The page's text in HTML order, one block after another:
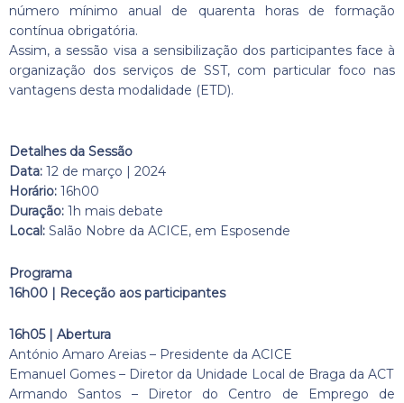
número mínimo anual de quarenta horas de formação
contínua obrigatória.
Assim, a sessão visa a sensibilização dos participantes face à
organização dos serviços de SST, com particular foco nas
vantagens desta modalidade (ETD).
Detalhes da Sessão
Data: 12 de março | 2024
Horário: 16h00
Duração: 1h mais debate
Local: Salão Nobre da ACICE, em Esposende
Programa
16h00 | Receção aos participantes
16h05 | Abertura
António Amaro Areias – Presidente da ACICE
Emanuel Gomes – Diretor da Unidade Local de Braga da ACT
Armando Santos – Diretor do Centro de Emprego de